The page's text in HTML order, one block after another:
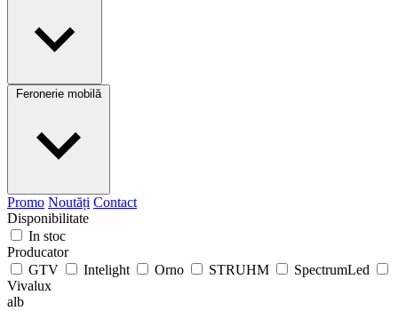
Feronerie mobilă
Promo Noutăți Contact
Disponibilitate
In stoc
Producator
GTV
Intelight Orno STRUHM
SpectrumLed
Vivalux
alb